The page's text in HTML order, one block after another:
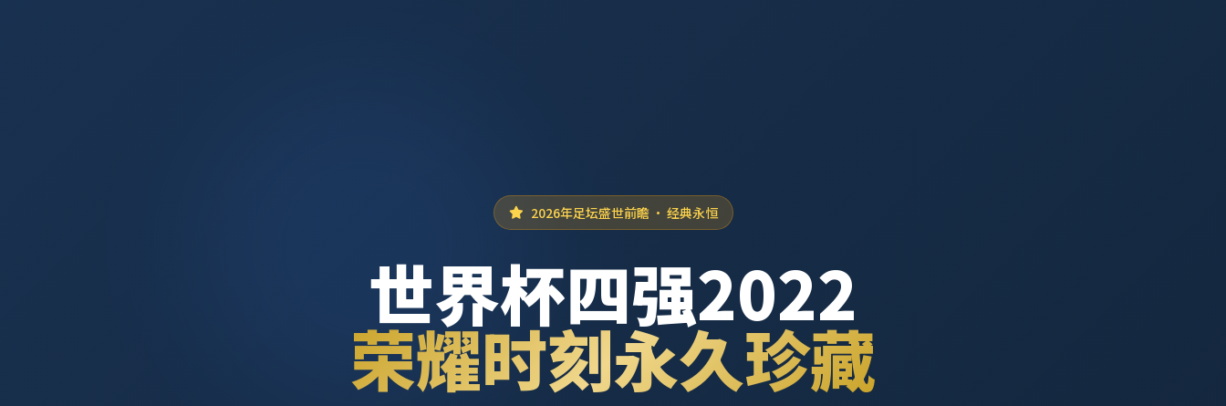
2026年足坛盛世前瞻 · 经典永恒
世界杯四强2022
荣耀时刻永久珍藏